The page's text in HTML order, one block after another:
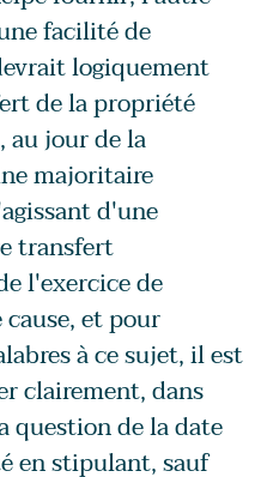
facilité de
logiquement
de la propriété
au jour de la
majoritaire
d'une
transfert
l'exercice de
et pour
à ce sujet, il est
clairement, dans
question de la date
en stipulant, sauf